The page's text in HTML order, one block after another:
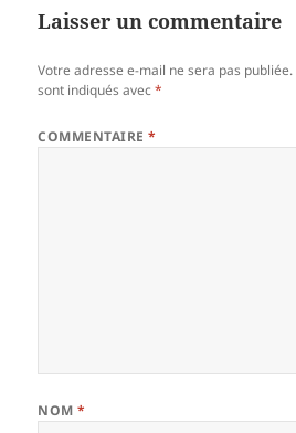
Laisser un commentaire
Votre adresse e-mail ne sera pas publiée.
sont indiqués avec*
COMMENTAIRE*
NOM*